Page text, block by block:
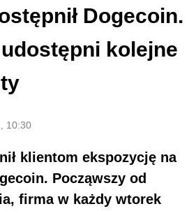
Dogecoin.
kolejne
10:30
klientom ekspozycję na
Począwszy od
firma w każdy wtorek